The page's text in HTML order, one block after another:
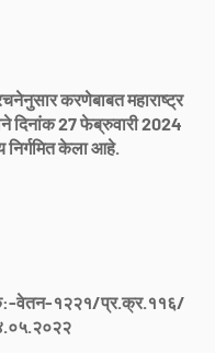
करणेबाबत महाराष्ट्र
दिनांक 27 फेब्रुवारी 2024
निर्गमित केला आहे.
वेतन-१२२१/प्र.क्र.११६/